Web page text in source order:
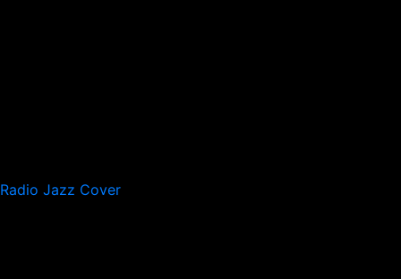
Radio Jazz Cover